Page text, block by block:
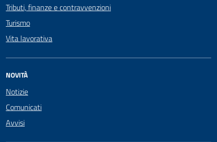
Tributi, finanze e contravvenzioni
Turismo
Vita lavorativa
NOVITÀ
Notizie
Comunicati
Avvisi